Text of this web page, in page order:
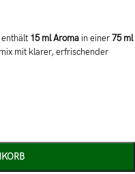
enthält 15 ml Aroma in einer75 ml
mit klarer, erfrischender